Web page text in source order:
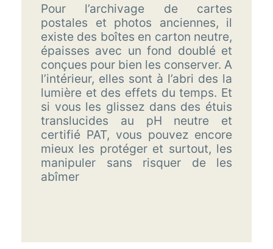
Pour l’archivage de cartes
postales et photos anciennes, il
existe des boîtes en carton neutre,
épaisses avec un fond doublé et
conçues pour bien les conserver. A
l’intérieur, elles sont à l’abri des la
lumière et des effets du temps. Et
si vous les glissez dans des étuis
translucides au pH neutre et
certifié PAT, vous pouvez encore
mieux les protéger et surtout, les
manipuler sans risquer de les
abîmer